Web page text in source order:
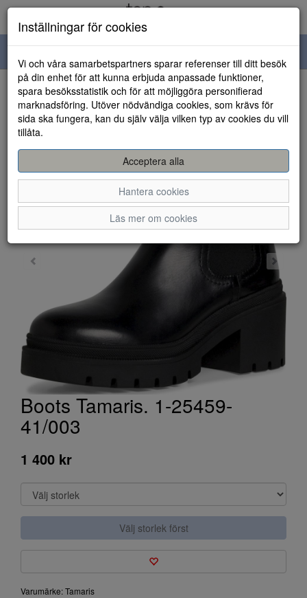
navigation
HEM
Boots Tamaris. 1-25459-
41/003
1 400 kr
Välj storlek först
Varumärke: Tamaris
Inställningar för cookies
Vi och våra samarbetspartners sparar referenser till ditt besök
på din enhet för att kunna erbjuda anpassade funktioner,
spara besöksstatistik och för att möjliggöra personifierad
marknadsföring. Utöver nödvändiga cookies, som krävs för
sida ska fungera, kan du själv välja vilken typ av cookies du vill
tillåta.
Acceptera alla
Hantera cookies
Läs mer om cookies